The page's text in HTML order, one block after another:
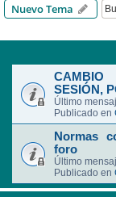
Nuevo Tema
CAMBIO
SESIÓN,
Último
Publicado en
Normas
foro
Último
Publicado en